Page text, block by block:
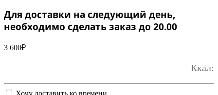
Для доставки на следующий день,
необходимо сделать заказ до 20.00
3 600₽
Ккал:
Хочу доставить ко времени